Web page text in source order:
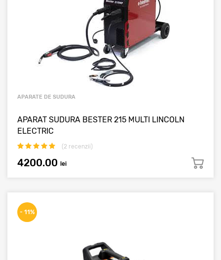
APARATE DE SUDURA
APARAT SUDURA BESTER 215 MULTI LINCOLN
ELECTRIC
(2 recenzii)
4200.00 lei
- 11%